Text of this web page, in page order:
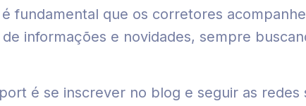
fundamental que os corretores
informações e novidades, sempre
é se inscrever no blog e seguir as redes